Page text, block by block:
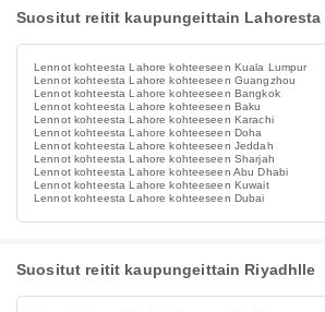
Suositut reitit kaupungeittain Lahoresta
Lennot kohteesta Lahore kohteeseen Kuala Lumpur
Lennot kohteesta Lahore kohteeseen Guangzhou
Lennot kohteesta Lahore kohteeseen Bangkok
Lennot kohteesta Lahore kohteeseen Baku
Lennot kohteesta Lahore kohteeseen Karachi
Lennot kohteesta Lahore kohteeseen Doha
Lennot kohteesta Lahore kohteeseen Jeddah
Lennot kohteesta Lahore kohteeseen Sharjah
Lennot kohteesta Lahore kohteeseen Abu Dhabi
Lennot kohteesta Lahore kohteeseen Kuwait
Lennot kohteesta Lahore kohteeseen Dubai
Suositut reitit kaupungeittain Riyadhlle